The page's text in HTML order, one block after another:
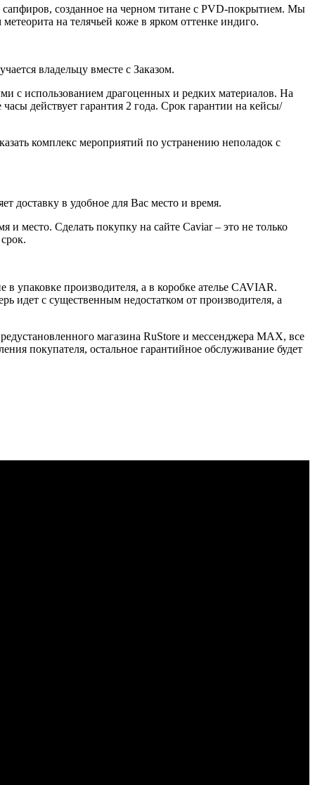
созданное на черном титане с PVD-покрытием. Мы
на телячьей коже в ярком оттенке индиго.
владельцу вместе с Заказом.
с использованием драгоценных и редких материалов. На
действует гарантия 2 года. Срок гарантии на кейсы/
комплекс мероприятий по устранению неполадок с
доставку в удобное для Вас место и время.
место. Сделать покупку на сайте Caviar – это не только
упаковке производителя, а в коробке ателье CAVIAR.
идет с существенным недостатком от производителя, а
магазина RuStore и мессенджера MAX, все
покупателя, остальное гарантийное обслуживание будет